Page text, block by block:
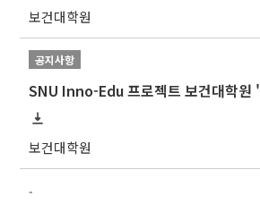
보건대학원
공지사항
보건대학원
-